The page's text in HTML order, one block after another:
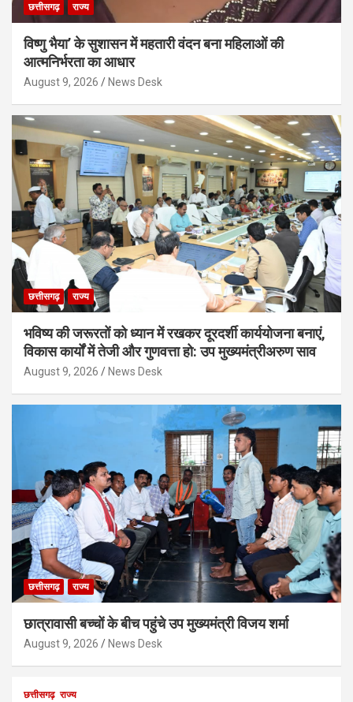
छत्तीसगढ़ राज्य
विष्णु भैया’ के सुशासन में महतारी वंदन बना महिलाओं की
आत्मनिर्भरता का आधार
August 9, 2026 News Desk
छत्तीसगढ़ राज्य
भविष्य की जरूरतों को ध्यान में रखकर दूरदर्शी कार्ययोजना बनाएं,
विकास कार्यों में तेजी और गुणवत्ता हो: उप मुख्यमंत्रीअरुण साव
August 9, 2026 News Desk
छत्तीसगढ़ राज्य
छात्रावासी बच्चों के बीच पहुंचे उप मुख्यमंत्री विजय शर्मा
August 9, 2026 News Desk
छत्तीसगढ़ राज्य